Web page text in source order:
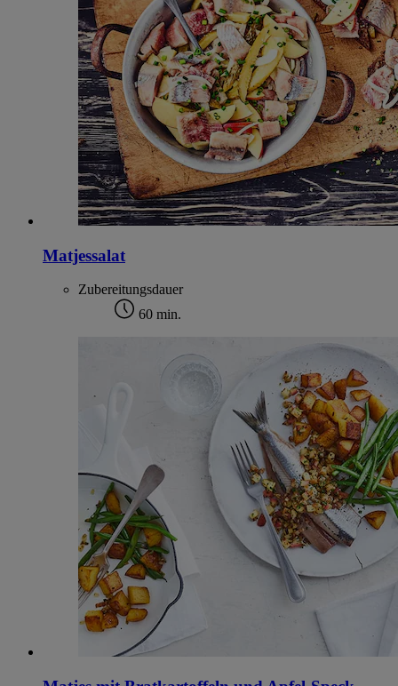
Matjessalat
Zubereitungsdauer
60 min.